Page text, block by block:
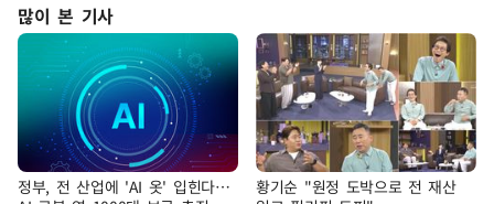
많이 본 기사
정부, 전 산업에 'AI 옷' 입힌다…
황기순 "원정 도박으로 전 재산